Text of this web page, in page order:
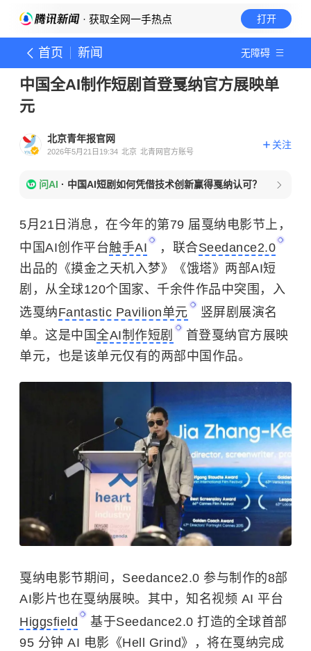
· 获取全网一手热点 打开
首页 新闻 无障碍
中国全AI制作短剧首登戛纳官方展映单
元
北京青年报官网
2026年5月21日19:34 北京 北青网官方账号
关注
问AI · 中国AI短剧如何凭借技术创新赢得戛纳认可？
5月21日消息，在今年的第79 届戛纳电影节上，
中国AI创作平台触手AI ，联合Seedance2.0
出品的《摸金之天机入梦》《饿塔》两部AI短
剧，从全球120个国家、千余件作品中突围，入
选戛纳Fantastic Pavilion单元
竖屏剧展演名
单。这是中国全AI制作短剧
首登戛纳官方展映
单元，也是该单元仅有的两部中国作品。
戛纳电影节期间，Seedance2.0 参与制作的8部
AI影片也在戛纳展映。其中，知名视频 AI 平台
Higgsfield
基于Seedance2.0 打造的全球首部
95 分钟 AI 电影《Hell Grind》，将在戛纳完成